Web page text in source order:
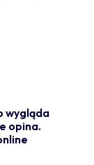
wygląda
opina.